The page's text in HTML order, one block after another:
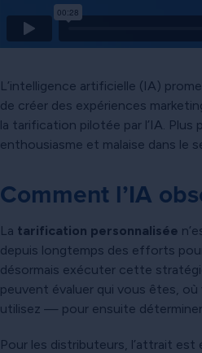
L’intelligence artificielle (IA)
de créer des expériences
la tarification pilotée par l’IA.
enthousiasme et malaise dans le
Comment l’IA
La tarification personnalisée
depuis longtemps des efforts pour
désormais exécuter cette
peuvent évaluer qui vous êtes,
utilisez — pour ensuite déterminer
Pour les distributeurs, l’attrait